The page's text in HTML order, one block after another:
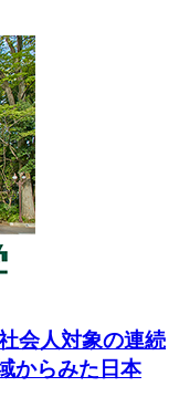
会人対象の連続
からみた日本